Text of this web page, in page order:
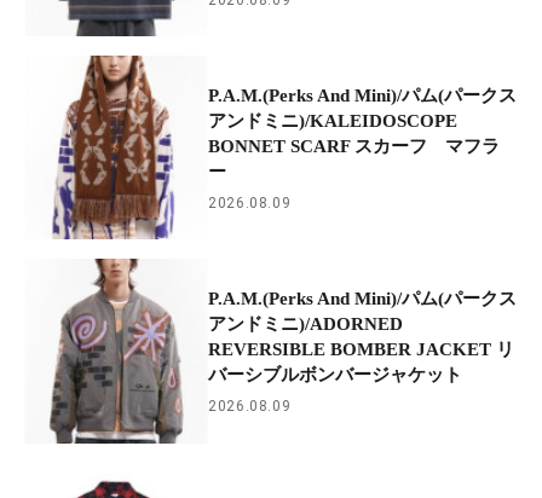
P.A.M.(Perks And Mini)/パム(パークス
アンドミニ)/KALEIDOSCOPE
BONNET SCARF スカーフ マフラ
ー
2026.08.09
P.A.M.(Perks And Mini)/パム(パークス
アンドミニ)/ADORNED
REVERSIBLE BOMBER JACKET リ
バーシブルボンバージャケット
2026.08.09